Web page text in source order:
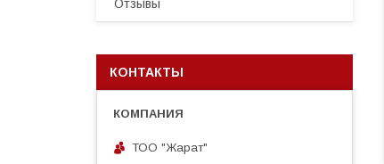
Отзывы
КОНТАКТЫ
ТОО "Жарат"